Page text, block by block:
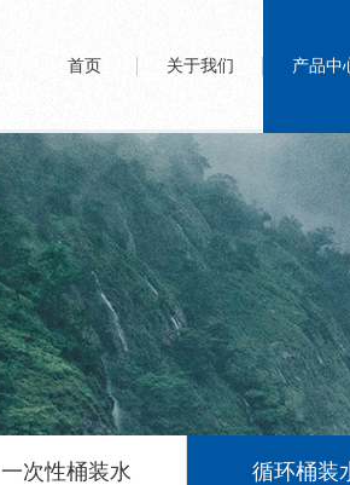
首页 关于我们 产品中
一次性桶装水 循环桶装